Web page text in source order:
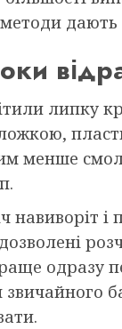
дають
липку
менше
навиворіт
одразу
звичайного